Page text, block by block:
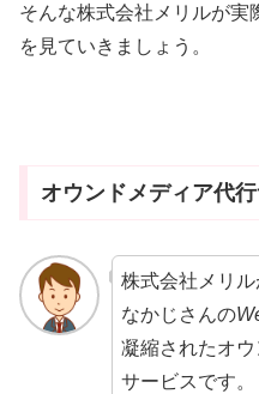
そんな株式会社メリルが実
を見ていきましょう。
オウンドメディア代
株式会社メリル
なかじさんの
凝縮されたオ
サービスです。